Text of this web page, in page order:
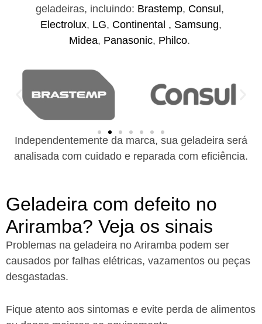
geladeiras, incluindo: Brastemp, Consul ,
Electrolux, LG, Continental , Samsung,
Midea, Panasonic, Philco.
Independentemente da marca, sua geladeira será
analisada com cuidado e reparada com eficiência.
Geladeira com defeito no
Ariramba? Veja os sinais
Problemas na geladeira no Ariramba podem ser
causados por falhas elétricas, vazamentos ou peças
desgastadas.
Fique atento aos sintomas e evite perda de alimentos